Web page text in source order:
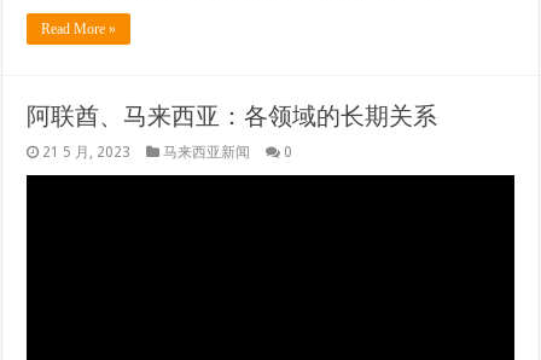
阿布扎比，2023 年 5 月 21 日（WAM）- 阿布扎比王储谢赫·哈立
德·本·穆罕默德·本·扎耶德·阿勒纳哈扬殿下对马来西亚的正式访问
两国和两国人民提供了一个理想的机会。 这是在两国高级官员相
深度和稳固性。 总统殿下的亲密关系…… 阅读更多